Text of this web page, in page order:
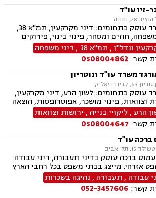
זיו עו"ד
28, נתניה
המשרד עוסק בתחומים: דיני מקרקעין, תמ"א 38,
חוזים ומסחר, פינוי בינוי, פירוקים
הליכים, תכנון ובניה, מזונות, לשון הרע,
גישור במשפחה, ירושות וצוואות, משמורת,
, סדר דין אזרחי וראיות, עסקאות מכר
ערבויות ושטרות , פינוי מושכר, תאונות
תביעות יצוגיות, אבהות , אפוטרופסות,
גישור ובוררויות, דיני עבודה, חלוקת רכוש.
ונדל"ן, תמ"א 38 , דיני משפחה
קשר: 0508004862
משרד עו"ד ונוטריון
קרית ביאליק
עוסק בתחומים: לשון הרע, דיני מקרקעין,
וצוואות, פינוי מושכר, אפוטרופסות, הוצאה
ליקויי בנייה, צווי מניעה, ליטיגציה, חוזים
נדל"ן, ייפוי כח מתמשך, דיני משפחה, הסכמי
באנגלית
הרע ,ליקויי בנייה , ירושות וצוואות
קשר: 0508004647
ברכה עו"ד
תל-אביב
ברכה עוסק בדיני תעבורה, דיני עבודה
אזרחי. מייצג בבתי משפט בכל רחבי הארץ
בהתאם לצרכי הלקוח מותאמים
המשפטיים הנחוצים לו, על מנת לתת לכל
הטיפול המשפטי הטוב ביותר.
עבודה , תעבורה , נהיגה בשכרות
קשר: 052-3457606